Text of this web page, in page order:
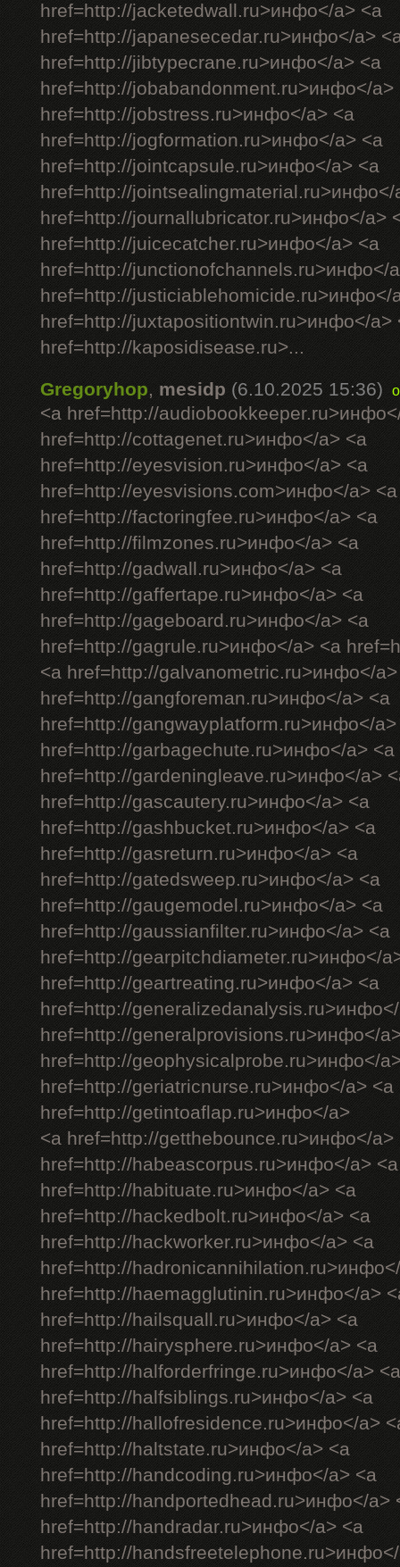
href=http://jacketedwall.ru>инфо</a> <a
href=http://japanesecedar.ru>инфо</a>
href=http://jibtypecrane.ru>инфо</a> <a
href=http://jobabandonment.ru>инфо</a>
href=http://jobstress.ru>инфо</a> <a
href=http://jogformation.ru>инфо</a> <a
href=http://jointcapsule.ru>инфо</a> <a
href=http://jointsealingmaterial.ru>инфо</
href=http://journallubricator.ru>инфо</a>
href=http://juicecatcher.ru>инфо</a> <a
href=http://junctionofchannels.ru>инфо</
href=http://justiciablehomicide.ru>инфо</
href=http://juxtapositiontwin.ru>инфо</a>
href=http://kaposidisease.ru>...
Gregoryhop,mesidp (6.10.2025 15:36)
<a href=http://
href=http://cottagenet.ru>инфо</a> <a
href=http://eyesvision.ru>инфо</a> <a
href=http://eyesvisions.com>инфо</a> <a
href=http://factoringfee.ru>инфо</a> <a
href=http://filmzones.ru>инфо</a> <a
href=http://gadwall.ru>инфо</a> <a
href=http://gaffertape.ru>инфо</a> <a
href=http://gageboard.ru>инфо</a> <a
href=http://gagrule.ru>инфо</a> <a
<a href=http://galvanometric.ru>инфо</
href=http://gangforeman.ru>инфо</a> <a
href=http://gangwayplatform.ru>инфо</a>
href=http://garbagechute.ru>инфо</a> <a
href=http://gardeningleave.ru>инфо</a>
href=http://gascautery.ru>инфо</a> <a
href=http://gashbucket.ru>инфо</a> <a
href=http://gasreturn.ru>инфо</a> <a
href=http://gatedsweep.ru>инфо</a> <a
href=http://gaugemodel.ru>инфо</a> <a
href=http://gaussianfilter.ru>инфо</a> <a
href=http://gearpitchdiameter.ru>инфо</
href=http://geartreating.ru>инфо</a> <a
href=http://
href=http://generalprovisions.ru>инфо</
href=http://geophysicalprobe.ru>инфо</
href=http://geriatricnurse.ru>инфо</a> <a
href=http://getintoaflap.ru>инфо</a>
<a href=http://getthebounce.ru>инфо</a>
href=http://habeascorpus.ru>инфо</a> <a
href=http://habituate.ru>инфо</a> <a
href=http://hackedbolt.ru>инфо</a> <a
href=http://hackworker.ru>инфо</a> <a
href=http://
href=http://haemagglutinin.ru>инфо</a>
href=http://hailsquall.ru>инфо</a> <a
href=http://hairysphere.ru>инфо</a> <a
href=http://halforderfringe.ru>инфо</a> <a
href=http://halfsiblings.ru>инфо</a> <a
href=http://hallofresidence.ru>инфо</a>
href=http://haltstate.ru>инфо</a> <a
href=http://handcoding.ru>инфо</a> <a
href=http://handportedhead.ru>инфо</a>
href=http://handradar.ru>инфо</a> <a
href=http://